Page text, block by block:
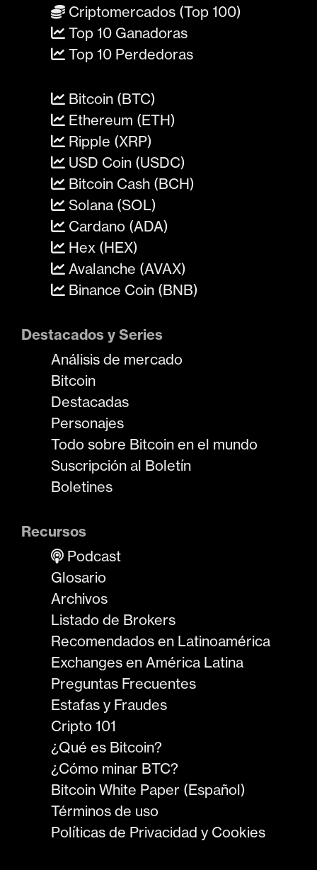
Criptomercados (Top 100)
Top 10 Ganadoras
Top 10 Perdedoras
Bitcoin (BTC)
Ethereum (ETH)
Ripple (XRP)
USD Coin (USDC)
Bitcoin Cash (BCH)
Solana (SOL)
Cardano (ADA)
Hex (HEX)
Avalanche (AVAX)
Binance Coin (BNB)
Destacados y Series
Análisis de mercado
Bitcoin
Destacadas
Personajes
Todo sobre Bitcoin en el mundo
Suscripción al Boletín
Boletines
Recursos
Podcast
Glosario
Archivos
Listado de Brokers
Recomendados en Latinoamérica
Exchanges en América Latina
Preguntas Frecuentes
Estafas y Fraudes
Cripto 101
¿Qué es Bitcoin?
¿Cómo minar BTC?
Bitcoin White Paper (Español)
Términos de uso
Políticas de Privacidad y Cookies